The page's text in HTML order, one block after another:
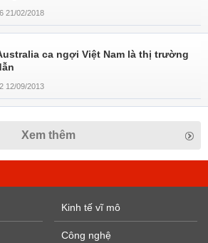
21/02/2018
ca ngợi Việt Nam là thị trường
12/09/2013
Xem thêm
Kinh tế vĩ mô
Công nghệ